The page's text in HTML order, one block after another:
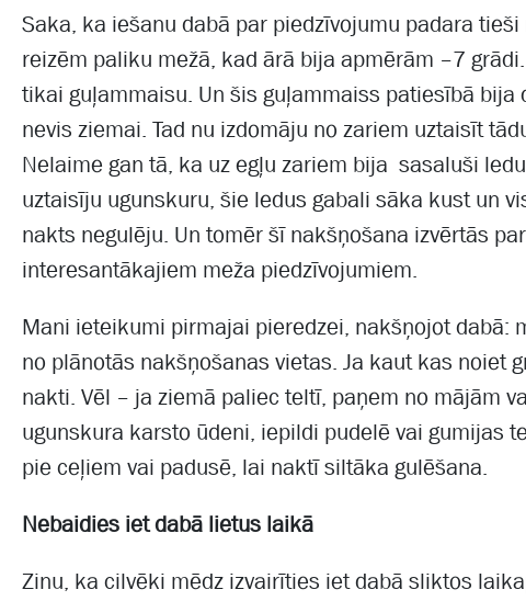
Saka, ka iešanu dabā par piedzīvojumu padara
reizēm paliku mežā, kad ārā bija apmērām –7
tikai guļammaisu. Un šis guļammaiss patiesībā bija
nevis ziemai. Tad nu izdomāju no zariem uztaisīt
Nelaime gan tā, ka uz egļu zariem bija sasaluši
uztaisīju ugunskuru, šie ledus gabali sāka kust un
nakts negulēju. Un tomēr šī nakšņošana izvērtās
interesantākajiem meža piedzīvojumiem.
Mani ieteikumi pirmajai pieredzei, nakšņojot dabā:
no plānotās nakšņošanas vietas. Ja kaut kas noiet
nakti. Vēl – ja ziemā paliec teltī, paņem no mājām
ugunskura karsto ūdeni, iepildi pudelē vai gumijas
pie ceļiem vai padusē, lai naktī siltāka gulēšana.
Nebaidies iet dabā lietus laikā
Zinu, ka cilvēki mēdz izvairīties iet dabā sliktos